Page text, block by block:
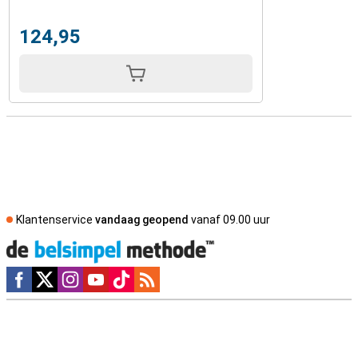
124,95
Klantenservice vandaag geopend vanaf 09.00 uur
Social media